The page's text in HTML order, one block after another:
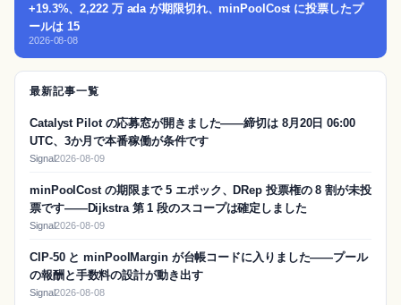
+19.3%、2,222 万 ada が期限切れ、minPoolCost に投票したプ
ールは 15
2026-08-08
最新記事一覧
Catalyst Pilot の応募窓が開きました——締切は 8月20日 06:00
UTC、3か月で本番稼働が条件です
Signal2026-08-09
minPoolCost の期限まで 5 エポック、DRep 投票権の 8 割が未投
票です——Dijkstra 第 1 段のスコープは確定しました
Signal2026-08-09
CIP-50 と minPoolMargin が台帳コードに入りました——プール
の報酬と手数料の設計が動き出す
Signal2026-08-08